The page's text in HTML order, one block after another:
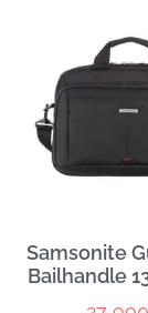
Samsonite
Bailhandle